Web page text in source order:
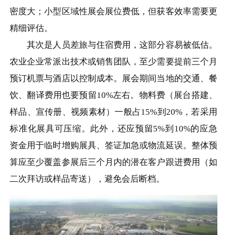
密度大；小型区域性展会展位费低，但获客效率需要更
精细评估。
其次是人员差旅与住宿费用，这部分容易被低估。
农业企业常派出技术或销售团队，至少需要提前三个月
预订机票与酒店以控制成本。展会期间当地的交通、餐
饮、翻译费用也要预留10%左右。物料费（展台搭建、
样品、宣传册、视频素材）一般占15%到20%，若采用
标准化展具可压缩。此外，还应预留5%到10%的应急
资金用于临时增购展具、签证加急或物流延误。整体预
算应至少覆盖参展后三个月内的潜在客户跟进费用（如
二次拜访或样品寄送），避免会后断档。